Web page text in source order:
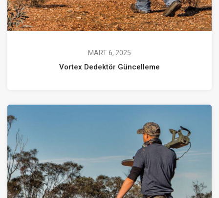
MART 6, 2025
Vortex Dedektör Güncelleme